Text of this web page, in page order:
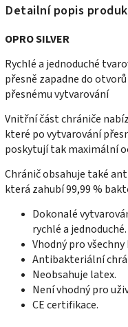
Detailní popis
OPRO SILVER
Rychlé a jednoduché
přesně zapadne do
přesnému vytvarování
Vnitřní část chrániče
které po vytvarování
poskytují tak maximální
Chránič obsahuje také
která zahubí 99,99 %
Dokonalé
rychlé a jednoduché.
Vhodný pro
Antibakteriální
Neobsahuje latex.
Není vhodný pro
CE certifikace.